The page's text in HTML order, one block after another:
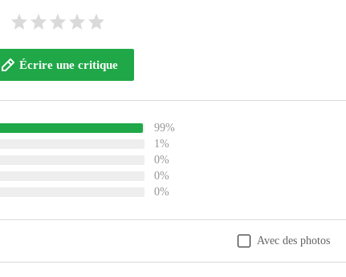
Écrire une critique
99%
1%
0%
0%
0%
Avec des photos